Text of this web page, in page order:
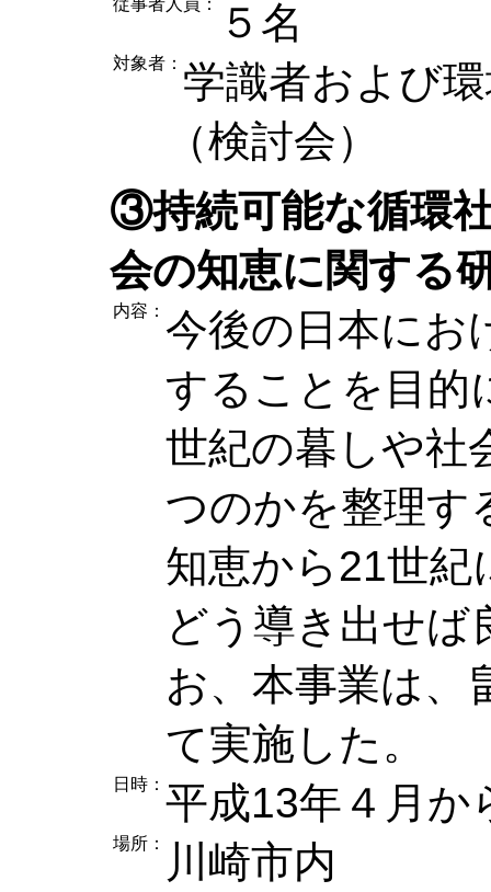
従事者人員： ５名
対象者： 学識者および
（検討会）
③持続可能な循環
会の知恵に関する
内容： 今後の日本にお
することを目的
世紀の暮しや社
つのかを整理す
知恵から21世紀
どう導き出せば
お、本事業は、
て実施した。
日時： 平成13年４月か
場所： 川崎市内